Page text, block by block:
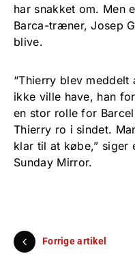
har snakket om. Men
Barca-træner, Josep
blive.
“Thierry blev
ikke ville have, han
en stor rolle for
Thierry ro i sindet.
klar til at købe,” siger
Sunday Mirror.
Forrige artikel